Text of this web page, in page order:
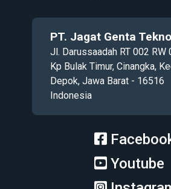
PT. Jagat Genta
Jl. Darussaadah RT 002 RW
Kp Bulak Timur, Cinangka,
Depok, Jawa Barat - 16516
Indonesia
Youtube